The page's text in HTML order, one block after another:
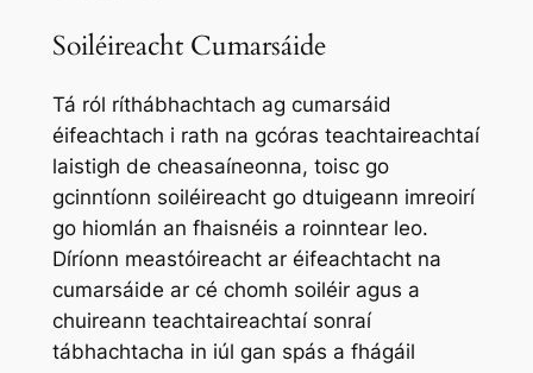
Soiléireacht Cumarsáide
Tá ról ríthábhachtach ag cumarsáid
éifeachtach i rath na gcóras teachtaireachtaí
laistigh de cheasaíneonna, toisc go
gcinntíonn soiléireacht go dtuigeann imreoirí
go hiomlán an fhaisnéis a roinntear leo.
Díríonn meastóireacht ar éifeachtacht na
cumarsáide ar cé chomh soiléir agus a
chuireann teachtaireachtaí sonraí
tábhachtacha in iúl gan spás a fhágáil